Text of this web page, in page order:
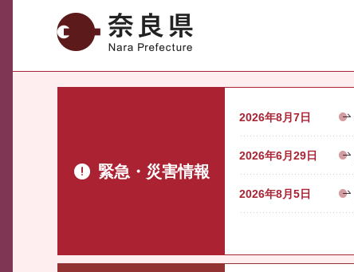
奈良県
緊急・災害情報
2026年8月7日
2026年6月29日
2026年8月5日